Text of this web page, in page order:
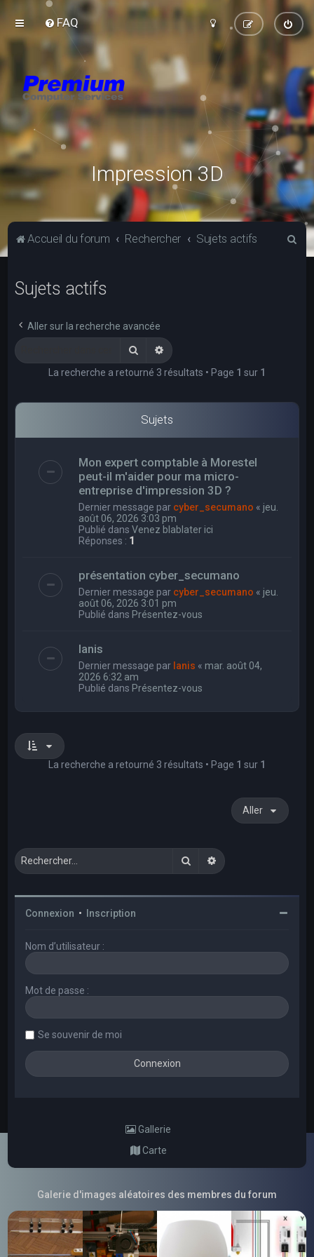
FAQ
Impression 3D
Accueil du forum Rechercher Sujets actifs
Sujets actifs
Aller sur la recherche avancée
RechercherRecherche avancée
La recherche a retourné 3 résultats • Page 1 sur 1
Sujets
Mon expert comptable à Morestel
peut-il m'aider pour ma micro-
entreprise d'impression 3D ?
Dernier message par cyber_secumano « jeu.
août 06, 2026 3:03 pm
Publié dansVenez blablater ici
Réponses : 1
présentation cyber_secumano
Dernier message par cyber_secumano « jeu.
août 06, 2026 3:01 pm
Publié dans Présentez-vous
Ianis
Dernier message par Ianis « mar. août 04,
2026 6:32 am
Publié dans Présentez-vous
La recherche a retourné 3 résultats • Page 1 sur 1
Aller
RechercherRecherche avancée
Connexion • Inscription
Nom d’utilisateur :
Mot de passe :
Se souvenir de moi
Gallerie
Carte
Galerie d'images aléatoires des membres du forum